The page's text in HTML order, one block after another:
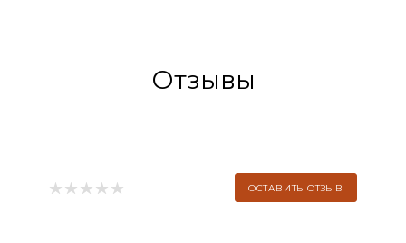
Отзывы
ОСТАВИТЬ ОТЗЫВ